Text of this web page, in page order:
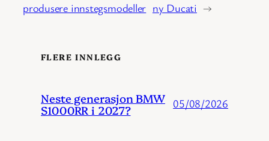
produsere innstegsmodeller ny Ducati →
FLERE INNLEGG
Neste generasjon BMW
S1000RR i 2027? 05/08/2026